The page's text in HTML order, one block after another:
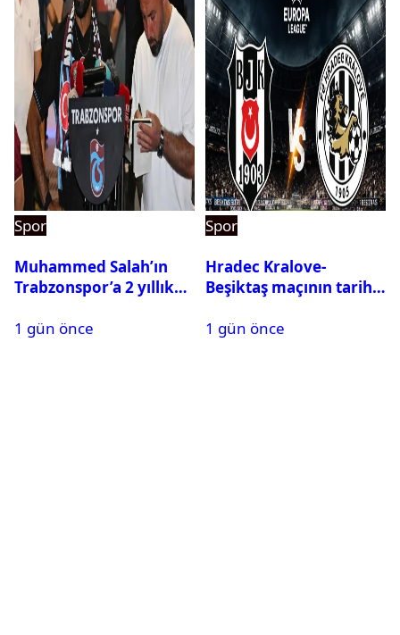
Spor
Muhammed Salah’ın
Trabzonspor’a 2 yıllık
1 gün önce
Spor
Hradec Kralove-
Beşiktaş maçının tarihi
1 gün önce